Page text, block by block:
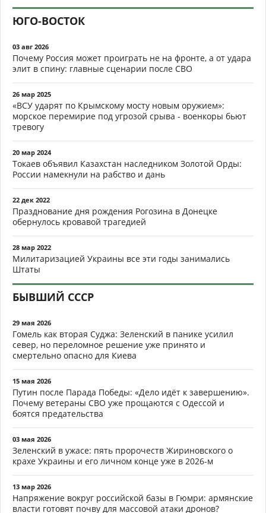
ЮГО-ВОСТОК
03 авг 2026
Почему Россия может проиграть не на фронте, а от удара
элит в спину: главные сценарии после СВО
26 мар 2025
«ВСУ ударят по Крымскому мосту новым оружием»:
морское перемирие под угрозой срыва - военкоры бьют
тревогу
20 мар 2024
Токаев объявил Казахстан наследником Золотой Орды:
России намекнули на рабство и дань
22 дек 2022
Празднование дня рождения Рогозина в Донецке
обернулось кровавой трагедией
28 мар 2022
Милитаризацией Украины все эти годы занимались
Штаты
БЫВШИЙ СССР
29 мая 2026
Гомель как вторая Суджа: Зеленский в панике усилил
север, но переломное решение уже принято и
смертельно опасно для Киева
15 мая 2026
Путин после Парада Победы: «Дело идёт к завершению».
Почему ветераны СВО уже прощаются с Одессой и
боятся предательства
03 мая 2026
Зеленский в ужасе: пять пророчеств Жириновского о
крахе Украины и его личном конце уже в 2026-м
13 мар 2026
Напряжение вокруг российской базы в Гюмри: армянские
власти готовят почву для массовой атаки дронов?